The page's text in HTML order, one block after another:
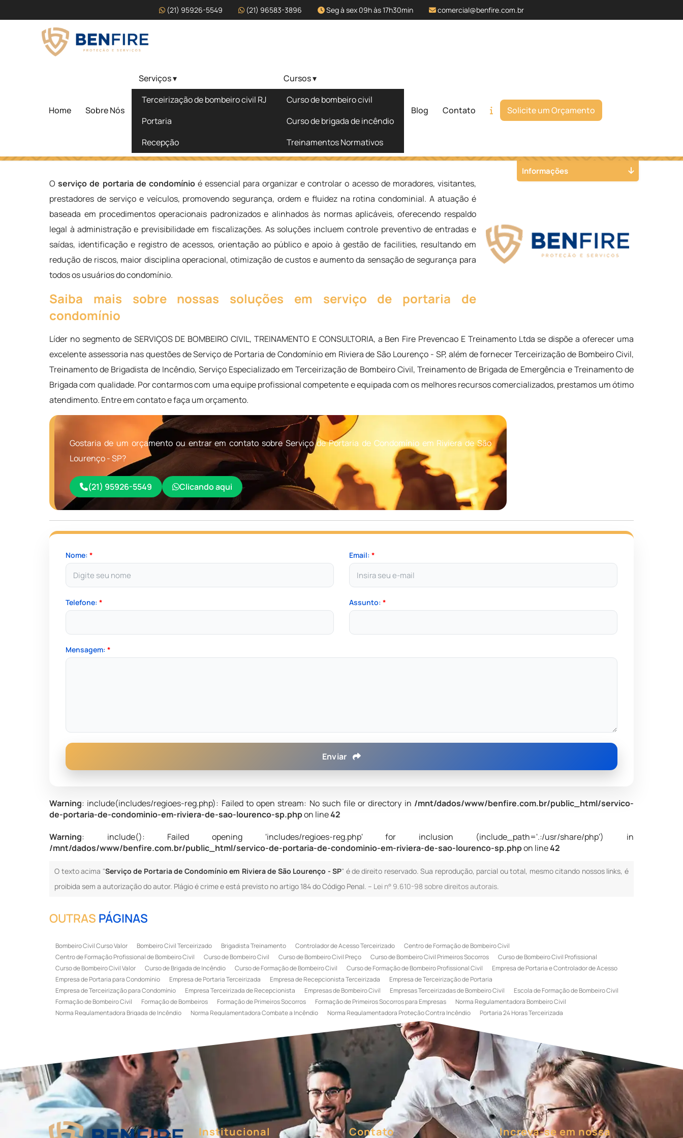
(21) 95926-5549 (21) 96583-3896 Seg à sex 09h às 17h30min comercial@benfire.com.br
Home Sobre Nós
Serviços ▾
Terceirização de bombeiro civil RJ
Portaria
Recepção
Cursos ▾
Curso de bombeiro civil
Curso de brigada de incêndio
Treinamentos Normativos
Blog Contato Solicite um Orçamento
Serviço de Portaria de Condomínio
em Riviera de São Lourenço - SP
Serviço de Portaria de Condomínio em Riviera de São Lourenço - SP
Solicite um Orçamento Chame no WhatsApp
Oserviço de portaria de condomínioé essencial para organizar e controlar o acesso de moradores, visitantes,
prestadores de serviço e veículos, promovendo segurança, ordem e fluidez na rotina condominial. A atuação é
baseada em procedimentos operacionais padronizados e alinhados às normas aplicáveis, oferecendo respaldo
legal à administração e previsibilidade em fiscalizações. As soluções incluem controle preventivo de entradas e
saídas, identificação e registro de acessos, orientação ao público e apoio à gestão de facilities, resultando em
redução de riscos, maior disciplina operacional, otimização de custos e aumento da sensação de segurança para
todos os usuários do condomínio.
Saiba mais sobre nossas soluções em serviço de portaria de
condomínio
Líder no segmento de SERVIÇOS DE BOMBEIRO CIVIL, TREINAMENTO E CONSULTORIA, a Ben Fire Prevencao E Treinamento Ltda se dispõe a oferecer uma
excelente assessoria nas questões de Serviço de Portaria de Condomínio em Riviera de São Lourenço - SP, além de fornecer Terceirização de Bombeiro Civil,
Treinamento de Brigadista de Incêndio, Serviço Especializado em Terceirização de Bombeiro Civil, Treinamento de Brigada de Emergência e Treinamento de
Brigada com qualidade. Por contarmos com uma equipe profissional competente e equipada com os melhores recursos comercializados, prestamos um ótimo
atendimento. Entre em contato e faça um orçamento.
Gostaria de um orçamento ou entrar em contato sobre Serviço de Portaria de Condomínio em Riviera de São
Lourenço - SP?
(21) 95926-5549 Clicando aqui
Nome:* Email: *
Telefone:* Assunto: *
Mensagem:*
Enviar
Warning: include(includes/regioes-reg.php): Failed to open stream: No such file or directory in /mnt/dados/www/benfire.com.br/public_html/servico-
de-portaria-de-condominio-em-riviera-de-sao-lourenco-sp.phpon line42
Warning: include(): Failed opening 'includes/regioes-reg.php' for inclusion (include_path='.:/usr/share/php') in
/mnt/dados/www/benfire.com.br/public_html/servico-de-portaria-de-condominio-em-riviera-de-sao-lourenco-sp.phpon line42
O texto acima "Serviço de Portaria de Condomínio em Riviera de São Lourenço - SP" é de direito reservado. Sua reprodução, parcial ou total, mesmo citando nossos links, é
proibida sem a autorização do autor. Plágio é crime e está previsto no artigo 184 do Código Penal. – Lei n° 9.610-98 sobre direitos autorais.
Informações
OUTRAS PÁGINAS
Bombeiro Civil Curso Valor Bombeiro Civil Terceirizado Brigadista Treinamento Controlador de Acesso Terceirizado
Centro de Formação de Bombeiro Civil
Centro de Formação Profissional de Bombeiro Civil
Curso de Bombeiro Civil Curso de Bombeiro Civil Preço Curso de Bombeiro Civil Primeiros Socorros
Curso de Bombeiro Civil Profissional
Curso de Bombeiro Civil Valor
Curso de Brigada de Incêndio Curso de Formação de Bombeiro Civil Curso de Formação de Bombeiro Profissional Civil
Empresa de Portaria e Controlador de Acesso
Empresa de Portaria para Condomínio
Empresa de Portaria Terceirizada Empresa de Recepcionista Terceirizada
Empresa de Terceirização de Portaria
Empresa de Terceirização para Condomínio
Empresa Terceirizada de Recepcionista Empresas de Bombeiro Civil Empresas Terceirizadas de Bombeiro Civil
Escola de Formação de Bombeiro Civil
Formação de Bombeiro Civil
Formação de Bombeiros Formação de Primeiros Socorros Formação de Primeiros Socorros para Empresas
Norma Regulamentadora Bombeiro Civil
Norma Regulamentadora Brigada de Incêndio
Norma Regulamentadora Combate a Incêndio Norma Regulamentadora Proteção Contra Incêndio
Portaria 24 Horas Terceirizada
Serviço de Portaria Remota
Serviço de Portaria Terceirizada
Serviço Especializado em Terceirização de Bombeiro Civil Terceirização de Bombeiro Terceirização de Bombeiro Civil
Terceirização de Portaria
Terceirização de Recepcionista Terceirização de Serviços de Recepcionistas Treinamento de Bombeiro Civil Treinamento de Bombeiros
Treinamento de Brigada
Treinamento de Brigada de Emergência
Treinamento de Brigada de Incêndio Treinamento de Brigada de Incêndio Valor
Treinamento de Brigadista de Incêndio
Treinamento de Combate a Incêndio NR 23
Treinamento de Incêndio Treinamento de Prevenção e Combate a Incêndio
Treinamento de Primeiro Socorros
Treinamento de Primeiros Socorros para CIPA
Treinamento de Primeiros Socorros para Empresas
Institucional Contato Increva-se em nossa